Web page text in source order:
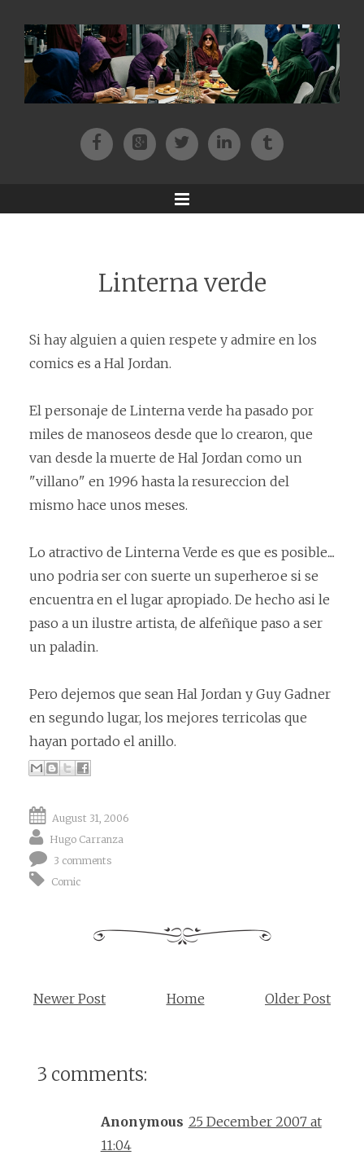
FacebookPatreonTwitterInstagram
Tik-tok
Menu
Linterna verde
Si hay alguien a quien respete y admire en los
comics es a Hal Jordan.
El personaje de Linterna verde ha pasado por
miles de manoseos desde que lo crearon, que
van desde la muerte de Hal Jordan como un
"villano" en 1996 hasta la resureccion del
mismo hace unos meses.
Lo atractivo de Linterna Verde es que es posible....
uno podria ser con suerte un superheroe si se
encuentra en el lugar apropiado. De hecho asi le
paso a un ilustre artista, de alfeñique paso a ser
un paladin.
Pero dejemos que sean Hal Jordan y Guy Gadner
en segundo lugar, los mejores terricolas que
hayan portado el anillo.
August 31, 2006
Hugo Carranza
3 comments
Comic
Newer Post Older Post
Home
3 comments:
Anonymous 25 December 2007 at
11:04